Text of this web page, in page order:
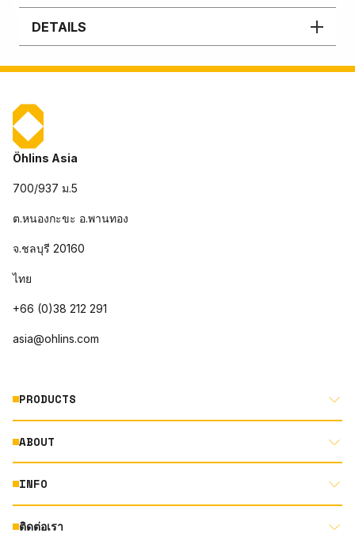
DETAILS
Öhlins Asia
700/937 ม.5
ต.หนองกะขะ อ.พานทอง
จ.ชลบุรี 20160
ไทย
+66 (0)38 212 291
asia@ohlins.com
PRODUCTS
MOTORCYCLE
AUTOMOTIVE
ABOUT
ABOUT US
RACING
INFO
ติดต่อเรา